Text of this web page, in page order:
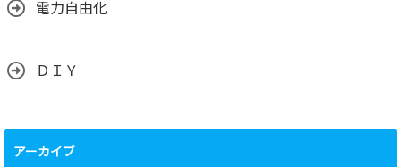
電力自由化
ＤＩＹ
アーカイブ